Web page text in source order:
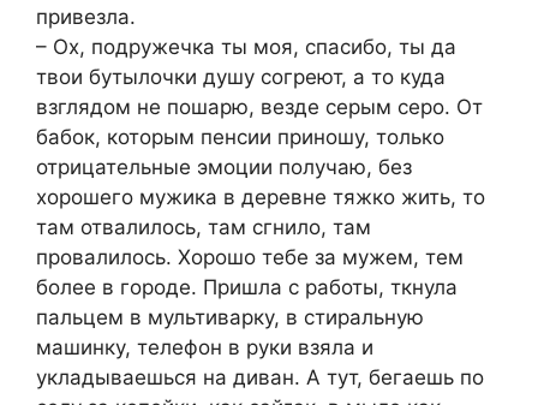
привезла.
– Ох, подружечка ты моя, спасибо, ты да
твои бутылочки душу согреют, а то куда
взглядом не пошарю, везде серым серо. От
бабок, которым пенсии приношу, только
отрицательные эмоции получаю, без
хорошего мужика в деревне тяжко жить, то
там отвалилось, там сгнило, там
провалилось. Хорошо тебе за мужем, тем
более в городе. Пришла с работы, ткнула
пальцем в мультиварку, в стиральную
машинку, телефон в руки взяла и
укладываешься на диван. А тут, бегаешь по